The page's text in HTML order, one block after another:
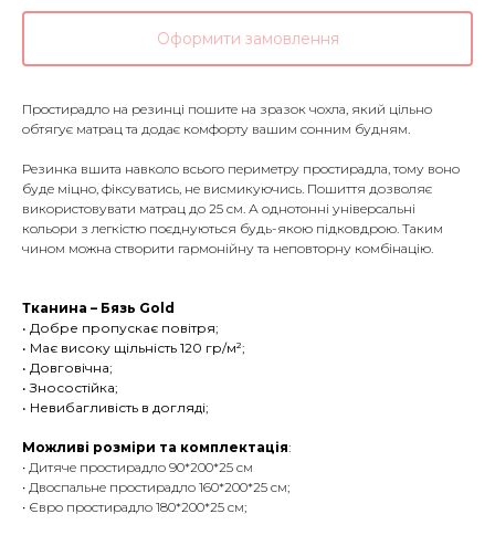
Оформити замовлення
Простирадло на резинці пошите на зразок чохла, який цільно
обтягує матрац та додає комфорту вашим сонним будням.
Резинка вшита навколо всього периметру простирадла, тому воно
буде міцно, фіксуватись, не висмикуючись. Пошиття дозволяє
використовувати матрац до 25 см. А однотонні універсальні
кольори з легкістю поєднуються будь-якою підковдрою. Таким
чином можна створити гармонійну та неповторну комбінацію.
Тканина – Бязь Gold
• Добре пропускає повітря;
• Має високу щільність 120 гр/м²;
• Довговічна;
• Зносостійка;
• Невибагливість в догляді;
Можливі розміри та комплектація:
• Дитяче простирадло 90*200*25 см
• Двоспальне простирадло 160*200*25 см;
• Євро простирадло 180*200*25 см;